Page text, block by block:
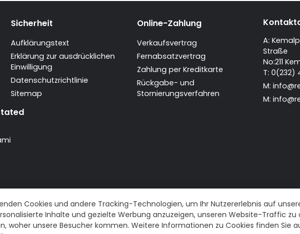
Cookies und andere Tracking-Technologien, um Ihr Nutzererlebnis auf
Inhalte und gezielte Werbung anzuzeigen, unseren Website-Traffic zu
woher unsere Besucher kommen. Weitere Informationen zu Cookies finden Sie
Sicherheit
Aufklärungstext
Erklärung zur ausdrücklichen
Einwilligung
Datenschutzrichtlinie
Sitemap
Online-Zahlung
Verkaufsvertrag
Fernabsatzvertrag
Zahlung per Kreditkarte
Rückgabe- und
Stornierungsverfahren
A:
Straße
No:211
T: 0(232)
M:
M: